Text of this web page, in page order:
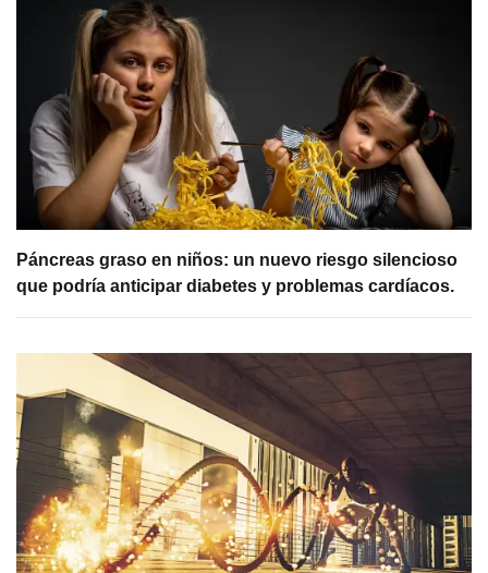
Páncreas graso en niños: un nuevo riesgo silencioso
que podría anticipar diabetes y problemas cardíacos.